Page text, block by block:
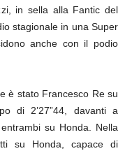
in sella alla Fantic del
stagionale in una Super
anche con il podio
è stato Francesco Re su
di 2’27”44, davanti a
su Honda. Nella
su Honda, capace di